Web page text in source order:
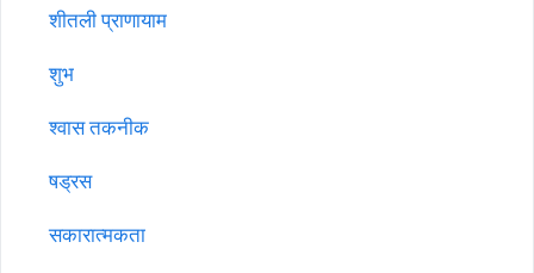
शीतली प्राणायाम
शुभ
श्वास तकनीक
षड्रस
सकारात्मकता